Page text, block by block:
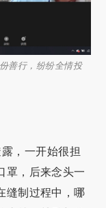
善行，纷纷全情投
，一开始很担
罩，后来念头一
缝制过程中，哪